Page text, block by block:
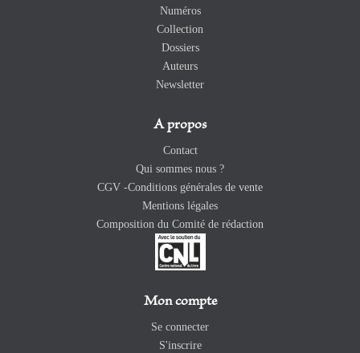
Numéros
Collection
Dossiers
Auteurs
Newsletter
A propos
Contact
Qui sommes nous ?
CGV -Conditions générales de vente
Mentions légales
Composition du Comité de rédaction
Mon compte
Se connecter
S'inscrire